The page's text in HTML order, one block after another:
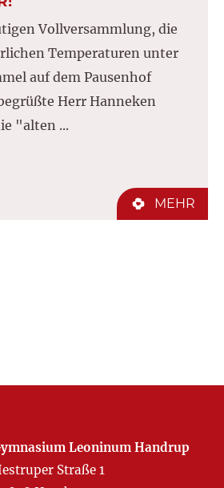
Vollversammlung, die
Temperaturen unter
auf dem Pausenhof
Herr Hanneken
"alten ...
MEHR
Leoninum Handrup
Straße 1